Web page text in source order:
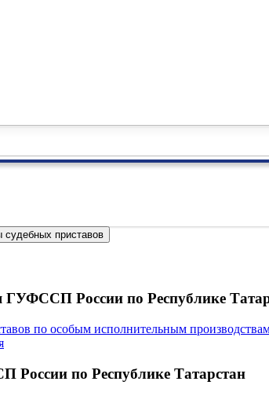
приставов
ГУФССП России по Республике
по особым исполнительным
России по Республике Татарстан